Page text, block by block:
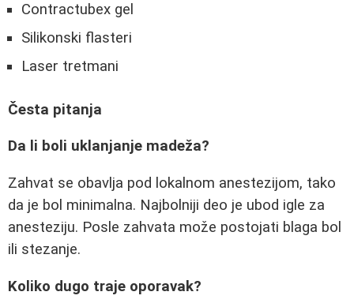
Contractubex gel
Silikonski flasteri
Laser tretmani
Česta pitanja
Da li boli uklanjanje madeža?
Zahvat se obavlja pod lokalnom anestezijom, tako
da je bol minimalna. Najbolniji deo je ubod igle za
anesteziju. Posle zahvata može postojati blaga bol
ili stezanje.
Koliko dugo traje oporavak?